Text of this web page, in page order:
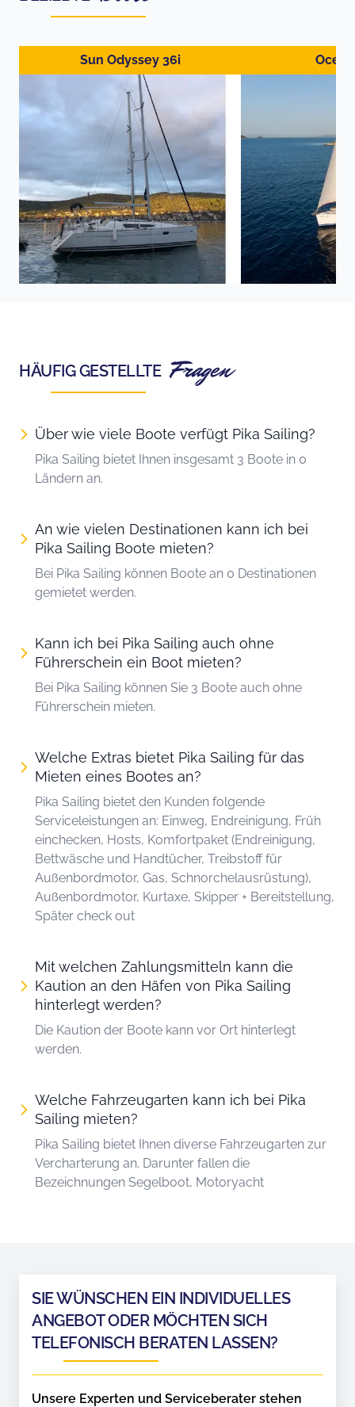
Sun Odyssey 36i
HÄUFIG GESTELLTE Fragen
Über wie viele Boote verfügt Pika Sailing?
Pika Sailing bietet Ihnen insgesamt 3 Boote in 0
Ländern an.
An wie vielen Destinationen kann ich bei
Pika Sailing Boote mieten?
Bei Pika Sailing können Boote an 0 Destinationen
gemietet werden.
Kann ich bei Pika Sailing auch ohne
Führerschein ein Boot mieten?
Bei Pika Sailing können Sie 3 Boote auch ohne
Führerschein mieten.
Welche Extras bietet Pika Sailing für das
Mieten eines Bootes an?
Pika Sailing bietet den Kunden folgende
Serviceleistungen an: Einweg, Endreinigung, Früh
einchecken, Hosts, Komfortpaket (Endreinigung,
Bettwäsche und Handtücher, Treibstoff für
Außenbordmotor, Gas, Schnorchelausrüstung),
Außenbordmotor, Kurtaxe, Skipper + Bereitstellung,
Später check out
Mit welchen Zahlungsmitteln kann die
Kaution an den Häfen von Pika Sailing
hinterlegt werden?
Die Kaution der Boote kann vor Ort hinterlegt
werden.
Welche Fahrzeugarten kann ich bei Pika
Sailing mieten?
Pika Sailing bietet Ihnen diverse Fahrzeugarten zur
Vercharterung an. Darunter fallen die
Bezeichnungen Segelboot, Motoryacht
SIE WÜNSCHEN EIN INDIVIDUELLES
ANGEBOT ODER MÖCHTEN SICH
TELEFONISCH BERATEN LASSEN?
Unsere Experten und Serviceberater stehen